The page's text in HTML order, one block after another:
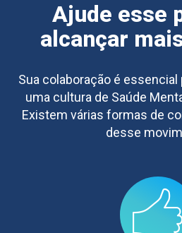
Ajude esse
alcançar
Sua colaboração é
uma cultura de Saúde
Existem várias formas de
desse